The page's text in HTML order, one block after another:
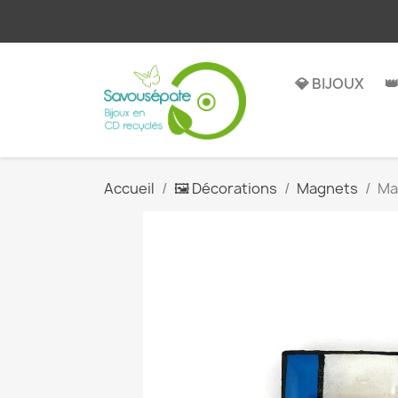
💎 BIJOUX
Accueil 🖼️ Décorations Magnets